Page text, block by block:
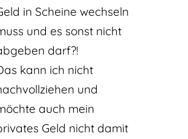
in Scheine wechseln
und es sonst nicht
darf?!
kann ich nicht
und
auch mein
Geld nicht damit